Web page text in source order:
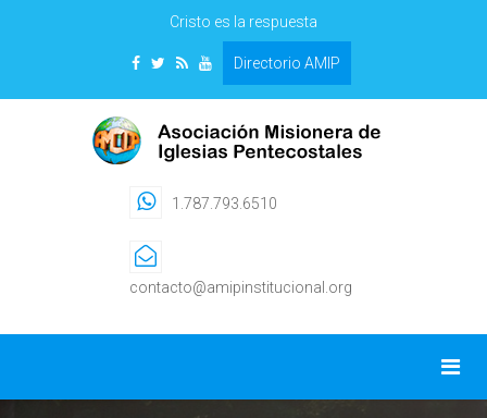
Cristo es la respuesta
Directorio AMIP
1.787.793.6510
contacto@amipinstitucional.org